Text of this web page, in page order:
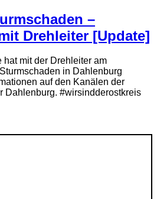
–
Drehleiter [Update]
mit der Drehleiter am
in Dahlenburg
auf den Kanälen der
Dahlenburg. #wirsindderostkreis